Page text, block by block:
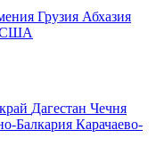
Грузия Абхазия
Дагестан Чечня
Балкария Карачаево-